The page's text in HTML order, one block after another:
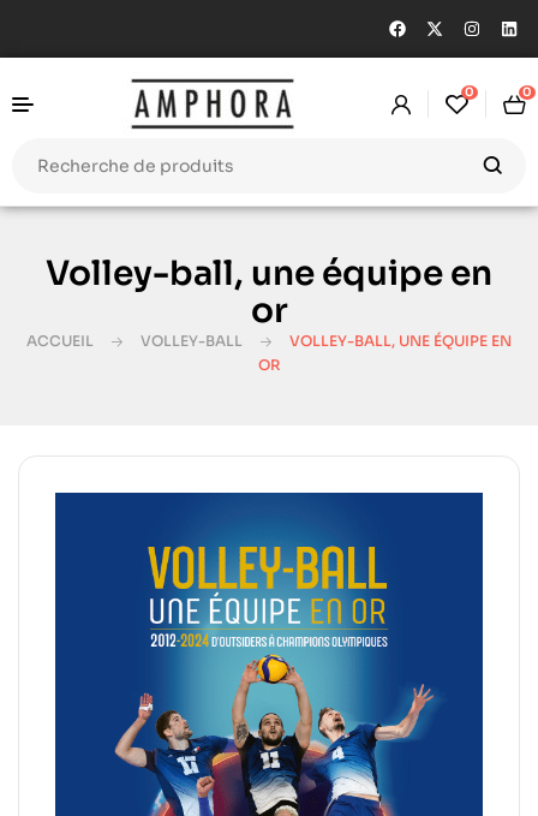
0 0
Volley-ball, une équipe en
or
ACCUEIL VOLLEY-BALL
VOLLEY-BALL, UNE ÉQUIPE EN
OR